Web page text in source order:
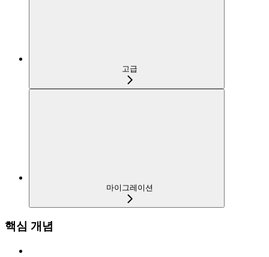
고급
마이그레이션
핵심 개념